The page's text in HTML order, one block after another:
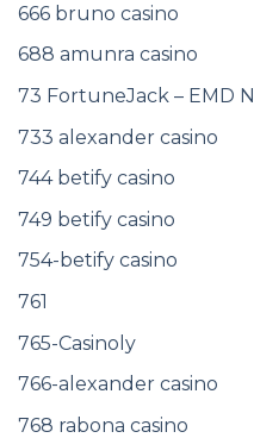
666 bruno casino
688 amunra casino
73 FortuneJack – EMD N
733 alexander casino
744 betify casino
749 betify casino
754-betify casino
761
765-Casinoly
766-alexander casino
768 rabona casino